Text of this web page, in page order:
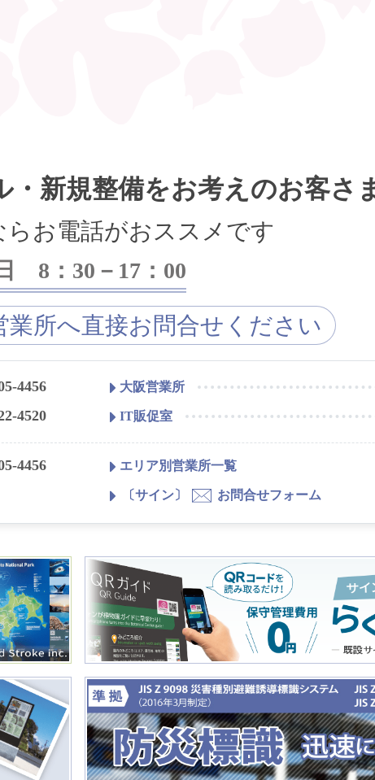
・新規整備をお考えのお客さ
お電話がおススメです
8：30－17：00
業所へ直接お問合せください
4456 大阪営業所
4520 IT販促室
4456 エリア別営業所一覧
〔サイン〕 お問合せフォーム